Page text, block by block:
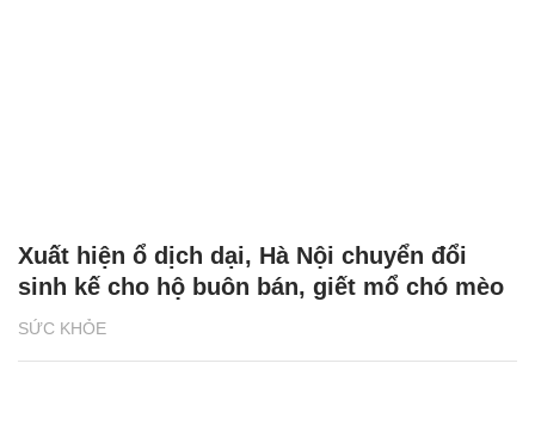
SỨC KHỎE
Xuất hiện ổ dịch dại, Hà Nội chuyển đổi
sinh kế cho hộ buôn bán, giết mổ chó mèo